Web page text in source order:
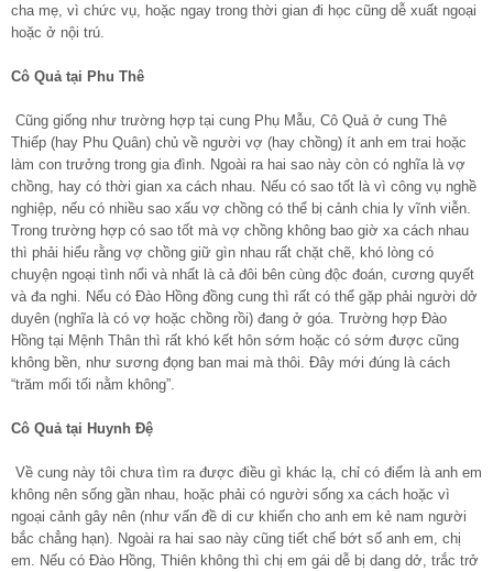
cha mẹ, vì chức vụ, hoặc ngay trong thời gian đi học cũng dễ xuất ngoại
hoặc ở nội trú.
Cô Quả tại Phu Thê
Cũng giống như trường hợp tại cung Phụ Mẫu, Cô Quả ở cung Thê
Thiếp (hay Phu Quân) chủ về người vợ (hay chồng) ít anh em trai hoặc
làm con trưởng trong gia đình. Ngoài ra hai sao này còn có nghĩa là vợ
chồng, hay có thời gian xa cách nhau. Nếu có sao tốt là vì công vụ nghề
nghiệp, nếu có nhiều sao xấu vợ chồng có thể bị cảnh chia ly vĩnh viễn.
Trong trường hợp có sao tốt mà vợ chồng không bao giờ xa cách nhau
thì phải hiểu rằng vợ chồng giữ gìn nhau rất chặt chẽ, khó lòng có
chuyện ngoại tình nổi và nhất là cả đôi bên cùng độc đoán, cương quyết
và đa nghi. Nếu có Đào Hồng đồng cung thì rất có thể gặp phải người dở
duyên (nghĩa là có vợ hoặc chồng rồi) đang ở góa. Trường hợp Đào
Hồng tại Mệnh Thân thì rất khó kết hôn sớm hoặc có sớm được cũng
không bền, như sương đọng ban mai mà thôi. Đây mới đúng là cách
“trăm mối tối nằm không”.
Cô Quả tại Huynh Đệ
Về cung này tôi chưa tìm ra được điều gì khác lạ, chỉ có điểm là anh em
không nên sống gần nhau, hoặc phải có người sống xa cách hoặc vì
ngoại cảnh gây nên (như vấn đề di cư khiến cho anh em kẻ nam người
bắc chẳng hạn). Ngoài ra hai sao này cũng tiết chế bớt số anh em, chị
em. Nếu có Đào Hồng, Thiên không thì chị em gái dễ bị dang dở, trắc trở